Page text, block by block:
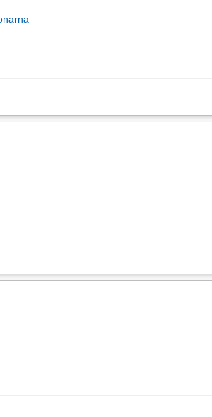
wiedzę sprzedażową przy wsparciu opiekuna
odpowiadanie na pytania oraz proponowanie